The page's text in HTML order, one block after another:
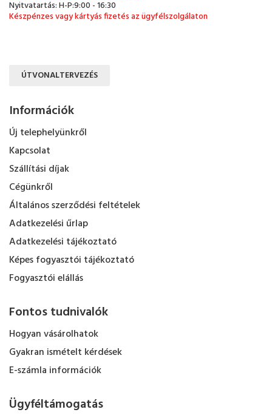
Nyitvatartás: H-P:9:00 - 16:30
Készpénzes vagy kártyás fizetés az ügyfélszolgálaton
ÚTVONALTERVEZÉS
Információk
Új telephelyünkről
Kapcsolat
Szállítási díjak
Cégünkről
Általános szerződési feltételek
Adatkezelési űrlap
Adatkezelési tájékoztató
Képes fogyasztói tájékoztató
Fogyasztói elállás
Fontos tudnivalók
Hogyan vásárolhatok
Gyakran ismételt kérdések
E-számla információk
Ügyféltámogatás